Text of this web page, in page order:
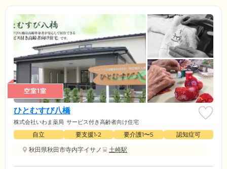
空室1室
ひとむすび八橋
株式会社いわま薬局 サービス付き高齢者向け住宅
自立 要支援1•2 要介護1〜5
認知症可
秋田県秋田市寺内字イサノ
土崎駅